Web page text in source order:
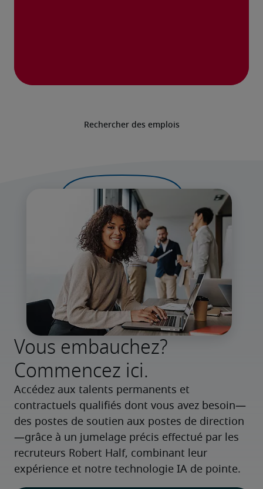
Rechercher des emplois
Vous embauchez?
Commencez ici.
Accédez aux talents permanents et
contractuels qualifiés dont vous avez besoin—
des postes de soutien aux postes de direction
—grâce à un jumelage précis effectué par les
recruteurs Robert Half, combinant leur
expérience et notre technologie IA de pointe.